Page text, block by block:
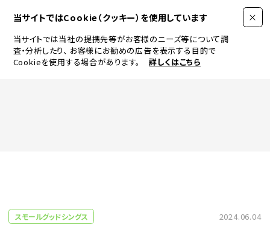
当サイトではCookie（クッキー）を使用しています
当サイトでは当社の提携先等がお客様のニーズ等について調
査・分析したり、 お客様にお勧めの広告を表示する目的で
Cookieを使用する場合があります。
詳しくはこちら
JEWELRY & WATCH
スモールグッドシングス 2024.06.04